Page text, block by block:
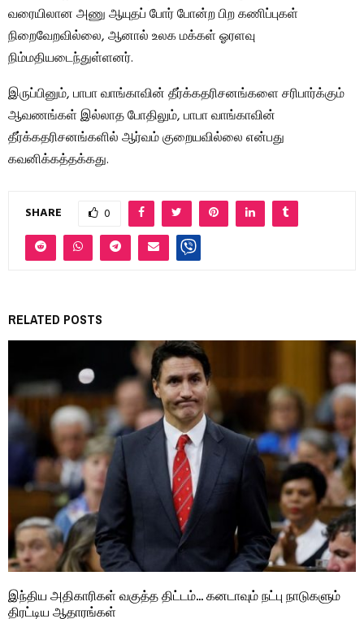
வரையிலான அணு ஆயுதப் போர் போன்ற பிற கணிப்புகள்
நிறைவேறவில்லை, ஆனால் உலக மக்கள் ஓரளவு
நிம்மதியடைந்துள்ளனர்.
இருப்பினும், பாபா வாங்காவின் தீர்க்கதரிசனங்களை சரிபார்க்கும்
ஆவணங்கள் இல்லாத போதிலும், பாபா வாங்காவின்
தீர்க்கதரிசனங்களில் ஆர்வம் குறையவில்லை என்பது
கவனிக்கத்தக்கது.
SHARE 0
RELATED POSTS
இந்திய அதிகாரிகள் வகுத்த திட்டம்… கனடாவும் நட்பு நாடுகளும்
திரட்டிய ஆதாரங்கள்